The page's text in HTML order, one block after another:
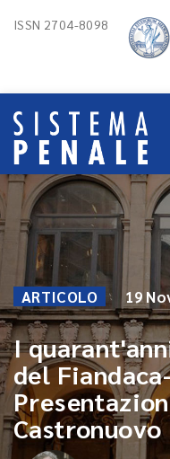
ISSN 2704-8098
ARTICOLO 19
I
del
Castronuovo